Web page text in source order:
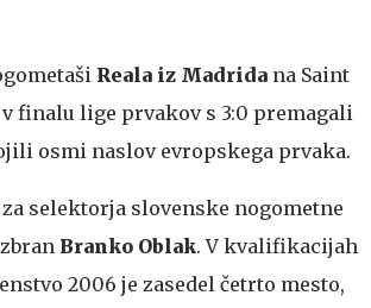
Reala iz Madrida na Saint
finalu lige prvakov s 3:0 premagali
osmi naslov evropskega prvaka.
selektorja slovenske nogometne
Branko Oblak. V kvalifikacijah
2006 je zasedel četrto mesto,